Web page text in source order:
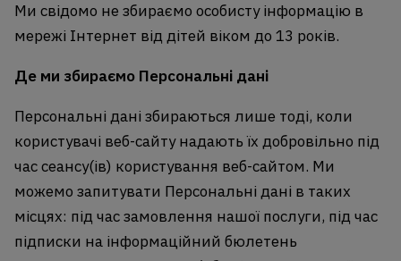
Ми свідомо не збираємо особисту інформацію в
мережі Інтернет від дітей віком до 13 років.
Де ми збираємо Персональні дані
Персональні дані збираються лише тоді, коли
користувачі веб-сайту надають їх добровільно під
час сеансу(ів) користування веб-сайтом. Ми
можемо запитувати Персональні дані в таких
місцях: під час замовлення нашої послуги, під час
підписки на інформаційний бюлетень